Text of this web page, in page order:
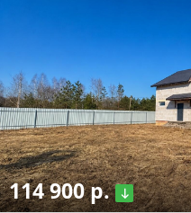
114 900 р.